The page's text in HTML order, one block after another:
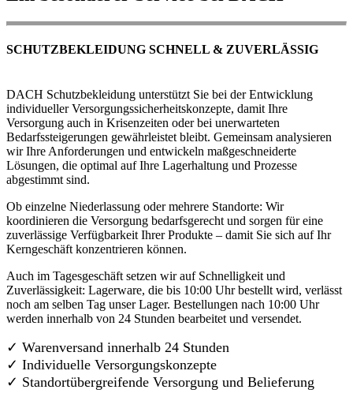
SCHUTZBEKLEIDUNG SCHNELL & ZUVERLÄSSIG
DACH Schutzbekleidung unterstützt Sie bei der Entwicklung
individueller Versorgungssicherheitskonzepte, damit Ihre
Versorgung auch in Krisenzeiten oder bei unerwarteten
Bedarfssteigerungen gewährleistet bleibt. Gemeinsam analysieren
wir Ihre Anforderungen und entwickeln maßgeschneiderte
Lösungen, die optimal auf Ihre Lagerhaltung und Prozesse
abgestimmt sind.
Ob einzelne Niederlassung oder mehrere Standorte: Wir
koordinieren die Versorgung bedarfsgerecht und sorgen für eine
zuverlässige Verfügbarkeit Ihrer Produkte – damit Sie sich auf Ihr
Kerngeschäft konzentrieren können.
Auch im Tagesgeschäft setzen wir auf Schnelligkeit und
Zuverlässigkeit: Lagerware, die bis 10:00 Uhr bestellt wird, verlässt
noch am selben Tag unser Lager. Bestellungen nach 10:00 Uhr
werden innerhalb von 24 Stunden bearbeitet und versendet.
✓ Warenversand innerhalb 24 Stunden
✓ Individuelle Versorgungskonzepte
✓ Standortübergreifende Versorgung und Belieferung